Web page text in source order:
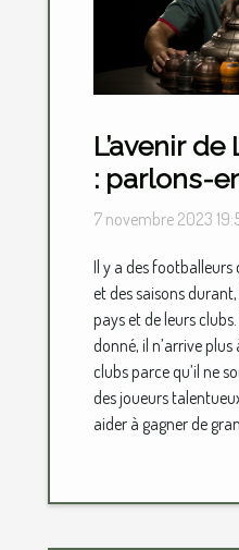
L’avenir
: parlons-
7 novembre 2023
Il y a des
et des saisons
pays et de leurs
donné, il n’arrive
clubs parce qu’il ne
des joueurs
aider à gagner de